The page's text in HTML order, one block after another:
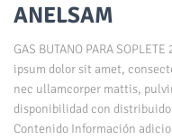
ANELSAM
GAS BUTANO PARA
ipsum dolor sit amet,
nec ullamcorper mattis,
disponibilidad con
Contenido Información